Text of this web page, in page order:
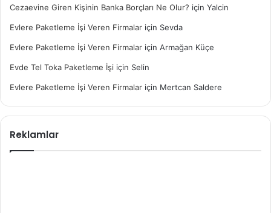
Cezaevine Giren Kişinin Banka Borçları Ne Olur? için Yalcin
Evlere Paketleme İşi Veren Firmalar için Sevda
Evlere Paketleme İşi Veren Firmalar için Armağan Küçe
Evde Tel Toka Paketleme İşi için Selin
Evlere Paketleme İşi Veren Firmalar için Mertcan Saldere
Reklamlar